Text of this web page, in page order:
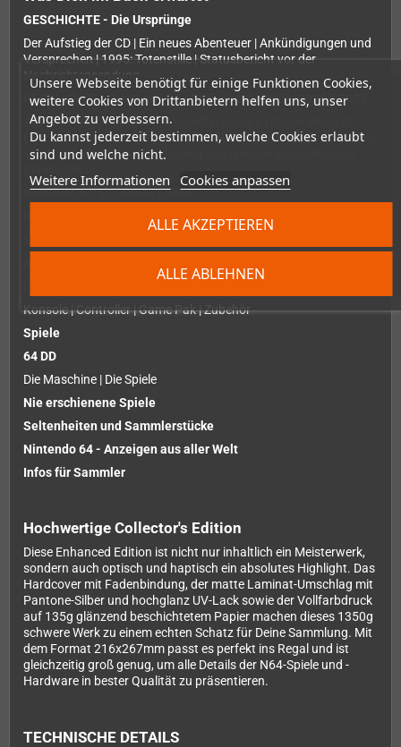
Unsere Webseite benötigt für einige Funktionen Cookies,
weitere Cookies von Drittanbietern helfen uns, unser
Angebot zu verbessern.
Du kannst jederzeit bestimmen, welche Cookies erlaubt
sind und welche nicht.
Weitere Informationen Cookies anpassen
ALLE ABLEHNEN
ALLE AKZEPTIEREN
GESCHICHTE - Die Ursprünge
Der Aufstieg der CD | Ein neues Abenteuer | Ankündigungen und
Versprechen | 1995: Totenstille | Statusbericht vor der
Nachrichtensendung
GESCHICHTE - Nintendo 64 - Endlich erhältlich (1996-2002)
Auf dem Weg in die USA | Ankunft in Europa | Space World 97:
Eine Vision der Zukunft | 64DD Enttäuschungen | Link, der Retter
von Nintendo 64 | Das Ende einer Ära | Die vierundsechzigste
Nintendo 64: Ein neues Leben
Konsole | Controller | Game Pak | Zubehör
Spiele
64 DD
Die Maschine | Die Spiele
Nie erschienene Spiele
Seltenheiten und Sammlerstücke
Nintendo 64 - Anzeigen aus aller Welt
Infos für Sammler
Hochwertige Collector's Edition
Diese Enhanced Edition ist nicht nur inhaltlich ein Meisterwerk,
sondern auch optisch und haptisch ein absolutes Highlight. Das
Hardcover mit Fadenbindung, der matte Laminat-Umschlag mit
Pantone-Silber und hochglanz UV-Lack sowie der Vollfarbdruck
auf 135g glänzend beschichtetem Papier machen dieses 1350g
schwere Werk zu einem echten Schatz für Deine Sammlung. Mit
dem Format 216x267mm passt es perfekt ins Regal und ist
gleichzeitig groß genug, um alle Details der N64-Spiele und -
Hardware in bester Qualität zu präsentieren.
TECHNISCHE DETAILS